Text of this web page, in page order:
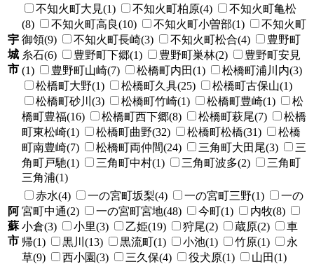
宇
城
市
不知火町大見(1)
不知火町柏原(4)
不知火町亀松
(8)
不知火町高良(10) 不知火町小曽部(1)
不知火町
御領(9)
不知火町長崎(3) 不知火町松合(4)
豊野町
糸石(6)
豊野町下郷(1) 豊野町巣林(2)
豊野町安見
(1)
豊野町山崎(7) 松橋町内田(1)
松橋町浦川内(3)
松橋町大野(1)
松橋町久具(25)
松橋町古保山(1)
松橋町砂川(3)
松橋町竹崎(1) 松橋町豊崎(1)
松
橋町豊福(16)
松橋町西下郷(8) 松橋町萩尾(7)
松橋
町東松崎(1)
松橋町曲野(32) 松橋町松橋(31)
松橋
町南豊崎(7)
松橋町両仲間(24) 三角町大田尾(3)
三
角町戸馳(1)
三角町中村(1) 三角町波多(2)
三角町
三角浦(1)
阿
蘇
市
赤水(4) 一の宮町坂梨(4) 一の宮町三野(1)
一の
宮町中通(2)
一の宮町宮地(48) 今町(1)
内牧(8)
小倉(3)
小里(3) 乙姫(19) 狩尾(2) 蔵原(2)
車
帰(1)
黒川(13) 黒流町(1) 小池(1) 竹原(1)
永
草(9)
西小園(3) 三久保(4) 役犬原(1) 山田(1)